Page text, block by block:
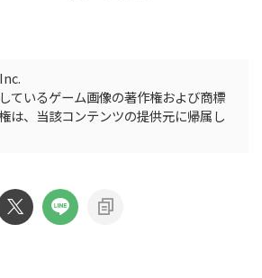
ているゲーム画像の著作権および商標
は、当該コンテンツの提供元に帰属し